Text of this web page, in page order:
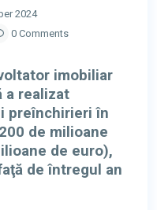
2024
0 Comments
imobiliar
a realizat
preînchirieri în
de milioane
de euro),
de întregul an